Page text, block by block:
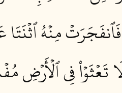
مِنۡهُ
فِي ٱلۡأَرۡضِ